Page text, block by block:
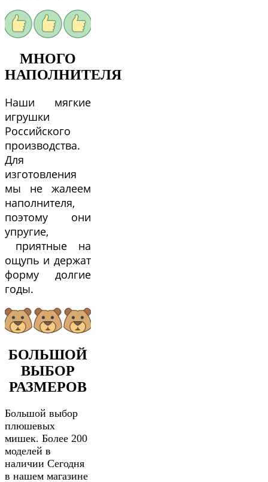
МНОГО
НАПОЛНИТЕЛЯ
Наши мягкие
игрушки
Российского
производства.
Для
изготовления
мы не жалеем
наполнителя,
поэтому они
упругие,
приятные на
ощупь и держат
форму долгие
годы.
БОЛЬШОЙ
ВЫБОР
РАЗМЕРОВ
Большой выбор
плюшевых
мишек. Более 200
моделей в
наличии Сегодня
в нашем магазине